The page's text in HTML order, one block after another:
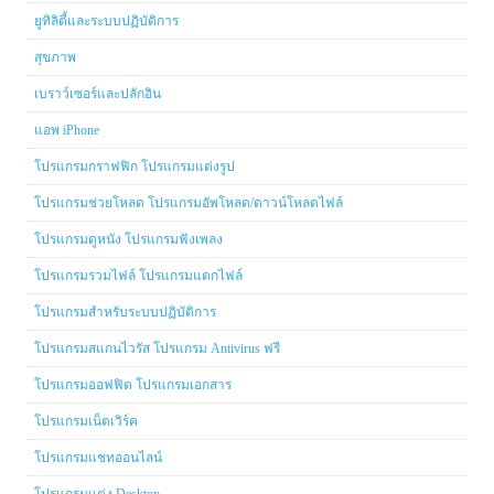
ยูทิลิตี้และระบบปฏิบัติการ
สุขภาพ
เบราว์เซอร์และปลักอิน
แอพ iPhone
โปรแกรมกราฟฟิก โปรแกรมแต่งรูป
โปรแกรมช่วยโหลด โปรแกรมอัพโหลด/ดาวน์โหลดไฟล์
โปรแกรมดูหนัง โปรแกรมฟังเพลง
โปรแกรมรวมไฟล์ โปรแกรมแตกไฟล์
โปรแกรมสำหรับระบบปฏิบัติการ
โปรแกรมสแกนไวรัส โปรแกรม Antivirus ฟรี
โปรแกรมออฟฟิต โปรแกรมเอกสาร
โปรแกรมเน็ตเวิร์ค
โปรแกรมแชทออนไลน์